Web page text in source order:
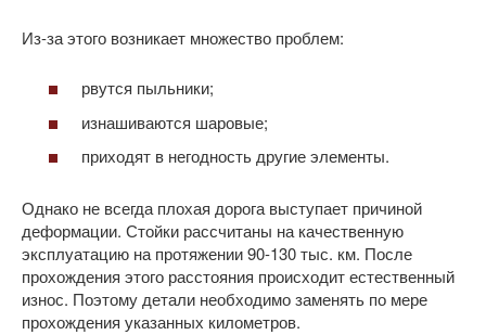
Из-за этого возникает множество проблем:
рвутся пыльники;
изнашиваются шаровые;
приходят в негодность другие элементы.
Однако не всегда плохая дорога выступает причиной
деформации. Стойки рассчитаны на качественную
эксплуатацию на протяжении 90-130 тыс. км. После
прохождения этого расстояния происходит естественный
износ. Поэтому детали необходимо заменять по мере
прохождения указанных километров.